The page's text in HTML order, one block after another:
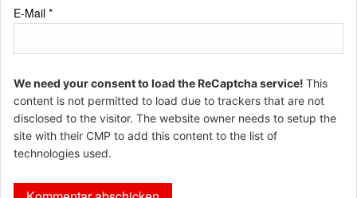
E-Mail *
We need your consent to load the ReCaptcha service! This
content is not permitted to load due to trackers that are not
disclosed to the visitor. The website owner needs to setup the
site with their CMP to add this content to the list of
technologies used.